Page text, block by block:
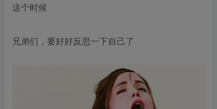
这个时候
兄弟们，要好好反思一下自己了